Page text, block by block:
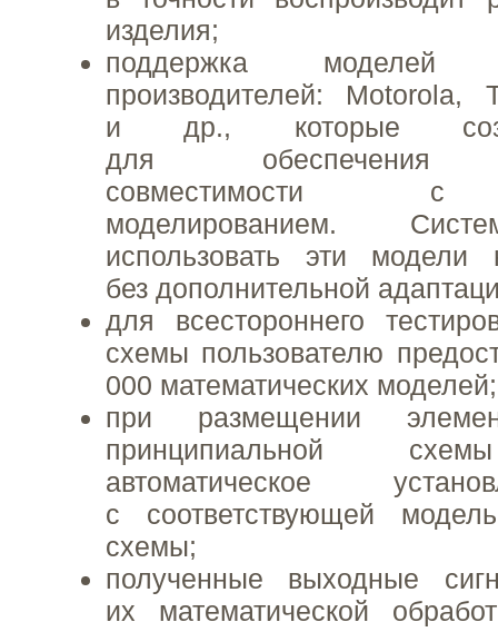
изделия;
поддержка
производителей: Motorola,
и др., которые
для обеспечения
совместимости с
моделированием.
использовать эти модели
без дополнительной
для всестороннего
схемы пользователю
000 математических моделей;
при размещении
принципиальной
автоматическое
с соответствующей
схемы;
полученные выходные
их математической